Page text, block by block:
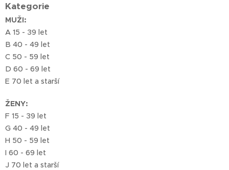
Kategorie
MUŽI:
A 15 - 39 let
B 40 - 49 let
C 50 - 59 let
D 60 - 69 let
E 70 let a starší
ŽENY:
F 15 - 39 let
G 40 - 49 let
H 50 - 59 let
I 60 - 69 let
J 70 let a starší